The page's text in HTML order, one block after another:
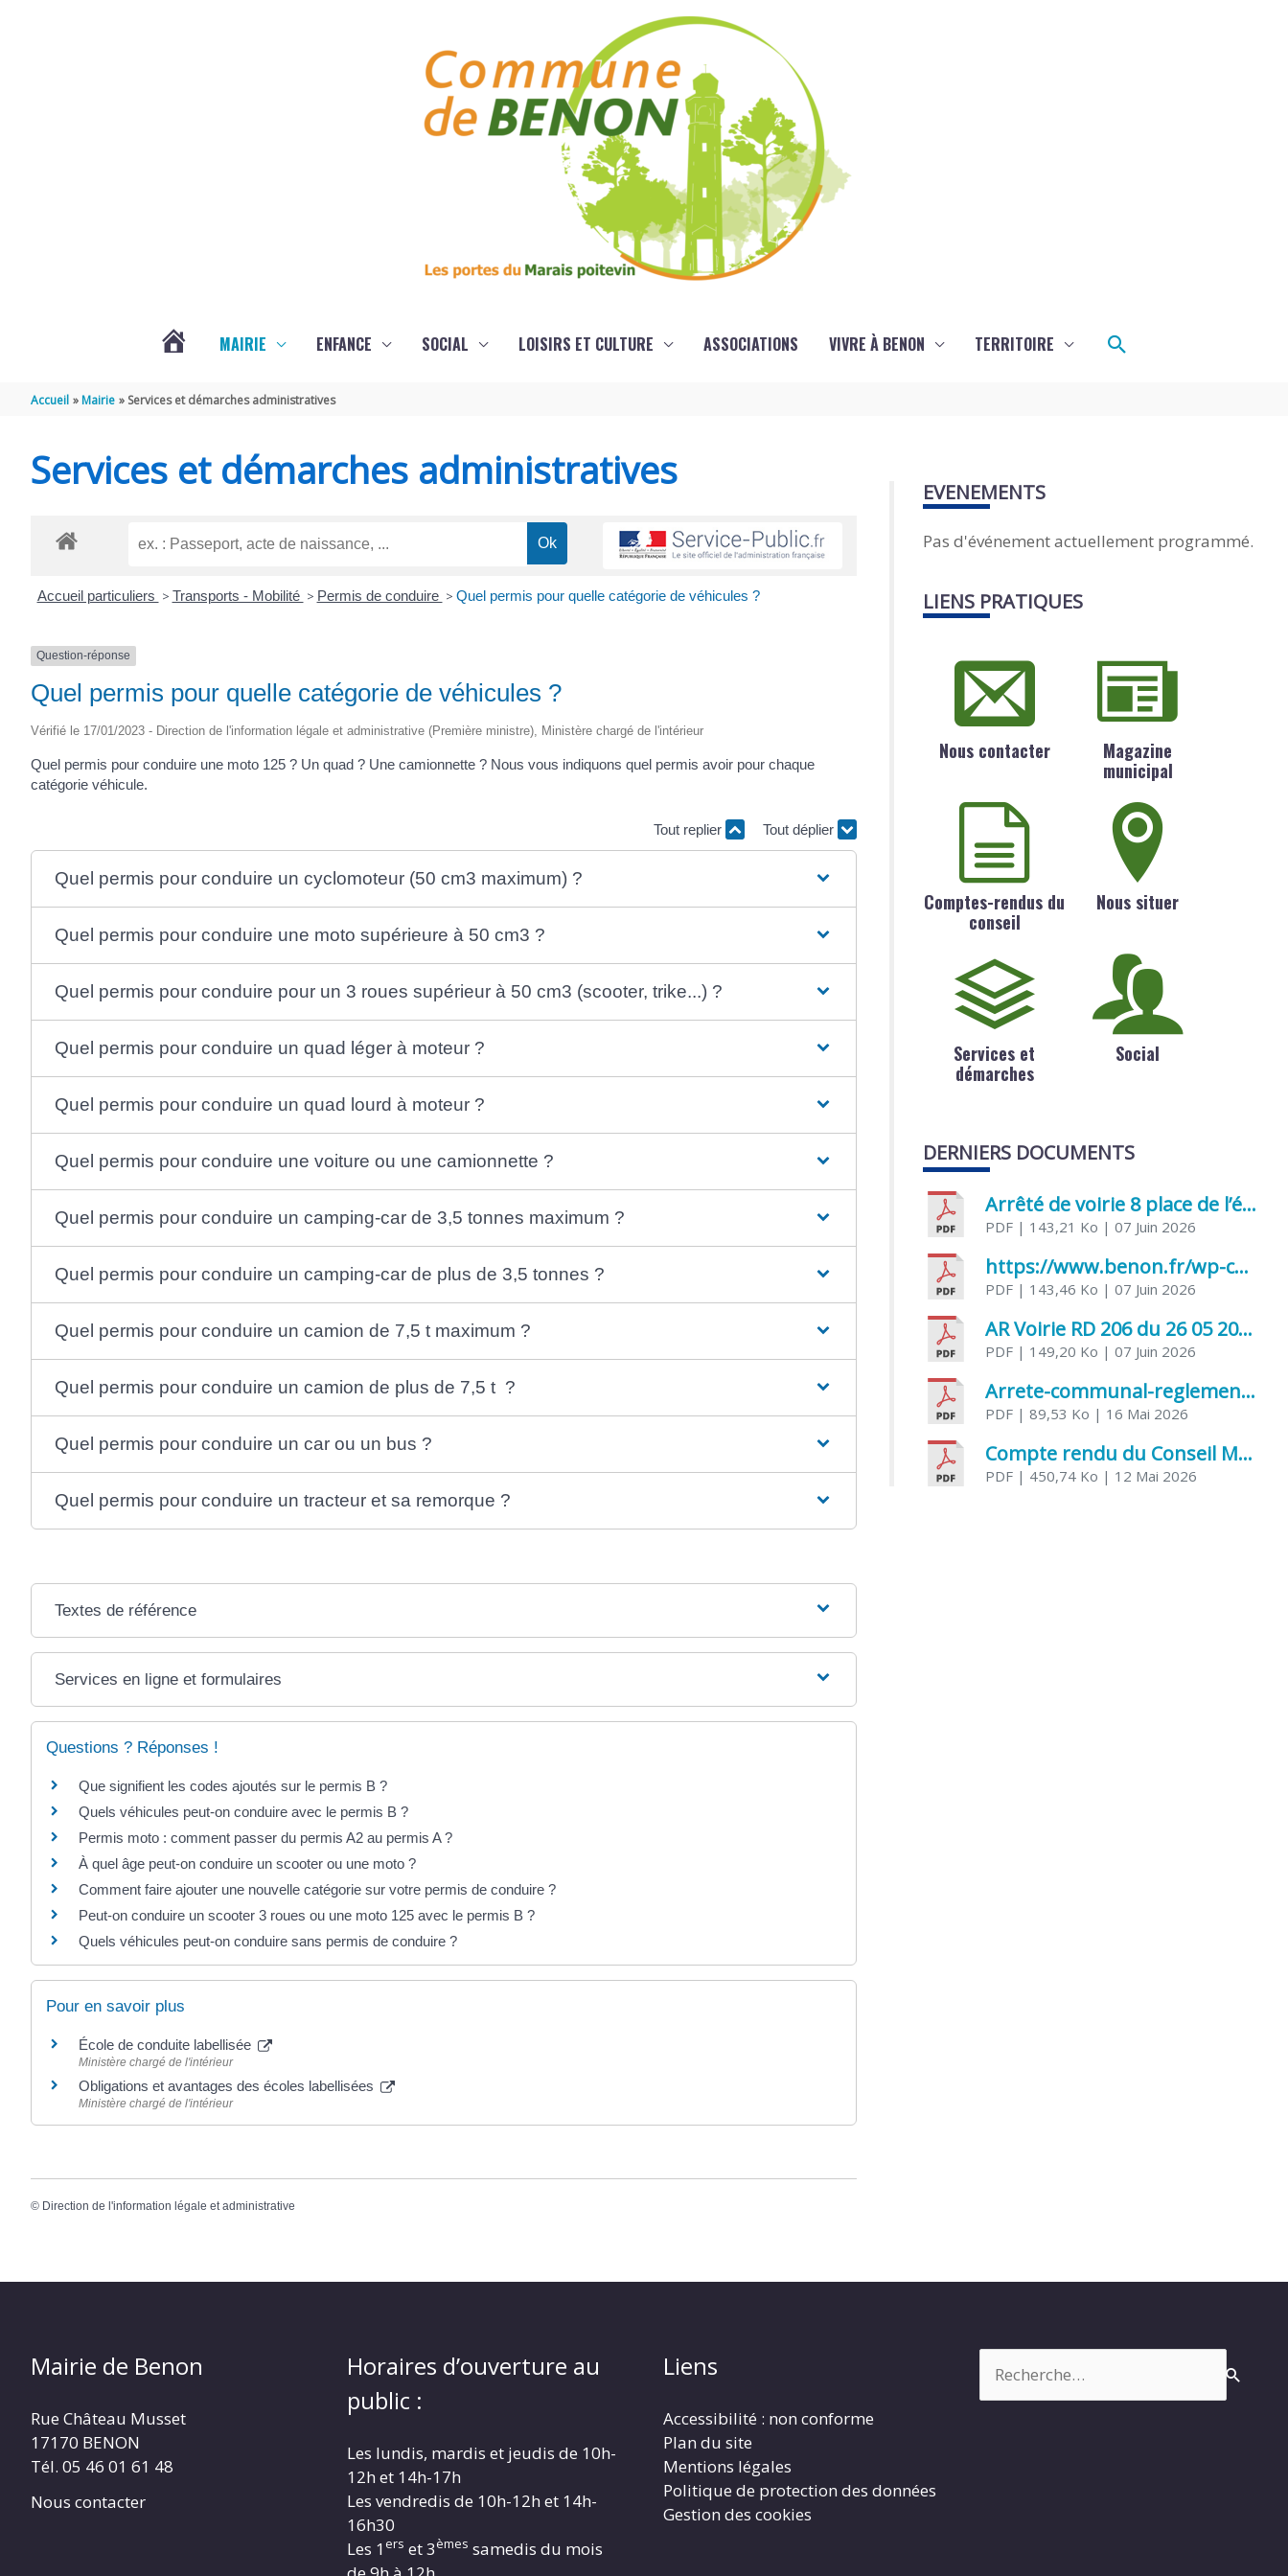
MAIRIE ENFANCE SOCIAL LOISIRS ET CULTURE ASSOCIATIONS VIVRE À BENON TERRITOIRE Rechercher
Accueil Mairie Services et démarches administratives
Services et démarches administratives
Accueil particuliers > Transports - Mobilité > Permis de conduire > Quel permis pour quelle catégorie de véhicules ?
Question-réponse
Quel permis pour quelle catégorie de véhicules ?
Vérifié le 17/01/2023 - Direction de l'information légale et administrative (Première ministre), Ministère chargé de l'intérieur
Quel permis pour conduire une moto 125 ? Un quad ? Une camionnette ? Nous vous indiquons quel permis avoir pour chaque
catégorie véhicule.
Tout replier Tout déplier
Quel permis pour conduire un cyclomoteur (50 cm3 maximum) ?
Quel permis pour conduire une moto supérieure à 50 cm3 ?
Quel permis pour conduire pour un 3 roues supérieur à 50 cm3 (scooter, trike...) ?
Quel permis pour conduire un quad léger à moteur ?
Quel permis pour conduire un quad lourd à moteur ?
Quel permis pour conduire une voiture ou une camionnette ?
Quel permis pour conduire un camping-car de 3,5 tonnes maximum ?
Quel permis pour conduire un camping-car de plus de 3,5 tonnes ?
Quel permis pour conduire un camion de 7,5 t maximum ?
Quel permis pour conduire un camion de plus de 7,5 t ?
Quel permis pour conduire un car ou un bus ?
Quel permis pour conduire un tracteur et sa remorque ?
Textes de référence
Services en ligne et formulaires
Questions ? Réponses !
Que signifient les codes ajoutés sur le permis B ?
Quels véhicules peut-on conduire avec le permis B ?
Permis moto : comment passer du permis A2 au permis A ?
À quel âge peut-on conduire un scooter ou une moto ?
Comment faire ajouter une nouvelle catégorie sur votre permis de conduire ?
Peut-on conduire un scooter 3 roues ou une moto 125 avec le permis B ?
Quels véhicules peut-on conduire sans permis de conduire ?
Pour en savoir plus
École de conduite labellisée
Ministère chargé de l'intérieur
Obligations et avantages des écoles labellisées
Ministère chargé de l'intérieur
© Direction de l'information légale et administrative
EVENEMENTS
Pas d'événement actuellement programmé.
LIENS PRATIQUES
Nous contacter
Magazine
municipal
Comptes-rendus du
conseil
Nous situer
Services et
démarches
Social
DERNIERS DOCUMENTS
Arrêté de voirie 8 place de l’église 17170 Benon
PDF | 143,21 Ko | 07 Juin 2026
https://www.benon.fr/wp-content/uploads/2026/06/AR-Voirie-Chemin-de-Lafond-du-26-05-2026.pdf
PDF | 143,46 Ko | 07 Juin 2026
AR Voirie RD 206 du 26 05 2026
PDF | 149,20 Ko | 07 Juin 2026
Arrete-communal-reglemenatnt-des-bruits-de-voisinage-et-des-activites-bruyantes
PDF | 89,53 Ko | 16 Mai 2026
Compte rendu du Conseil Municipal du 06 mai 2026
PDF | 450,74 Ko | 12 Mai 2026
Mairie de Benon
Rue Château Musset
17170 BENON
Tél. 05 46 01 61 48
Nous contacter
Horaires d’ouverture au
public :
Les lundis, mardis et jeudis de 10h-
12h et 14h-17h
Les vendredis de 10h-12h et 14h-
16h30
Les 1 ers et 3èmes samedis du mois
Liens
Accessibilité : non conforme
Plan du site
Mentions légales
Politique de protection des données
Gestion des cookies